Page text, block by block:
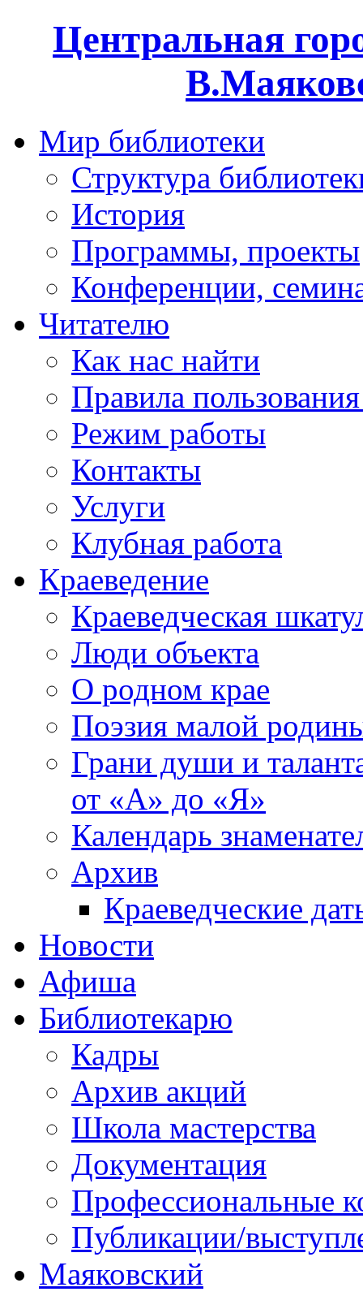
Центральная
Мир библиотеки
Структура
История
Программы, проекты
Конференции,
Читателю
Как нас найти
Правила
Режим работы
Контакты
Услуги
Клубная работа
Краеведение
Краеведческая
Люди объекта
О родном крае
Поэзия малой
Грани души и
от «А» до «Я»
Календарь
Архив
Краеведческие
Новости
Афиша
Библиотекарю
Кадры
Архив акций
Школа мастерства
Документация
Профессиональные
Публикации/
Маяковский